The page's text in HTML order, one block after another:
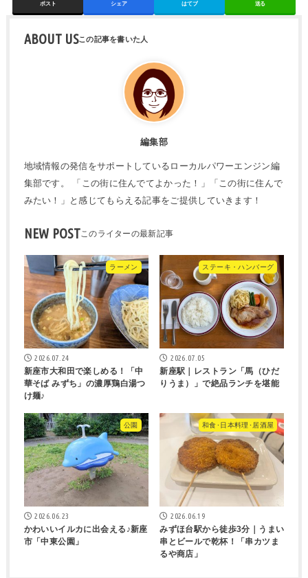
ポスト シェア はてブ 送る
ABOUT US
編集部
地域情報の発信をサポートしているローカルパワーエンジン編
集部です。 「この街に住んでてよかった！」「この街に住んで
みたい！」と感じてもらえる記事をご提供していきます！
NEW POST
ラーメン
2026.07.24
新座市大和田で楽しめる！「中
華そば みずち」の濃厚鶏白湯つ
け麺♪
ステーキ・ハンバーグ
2026.07.05
新座駅｜レストラン「馬（ひだ
りうま）」で絶品ランチを堪能
公園
2026.06.23
かわいいイルカに出会える♪新座
市「中東公園」
和食･日本料理･居酒屋
2026.06.19
みずほ台駅から徒歩3分｜うまい
串とビールで乾杯！「串カツま
るや商店」